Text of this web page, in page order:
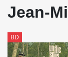
Jean-
BD